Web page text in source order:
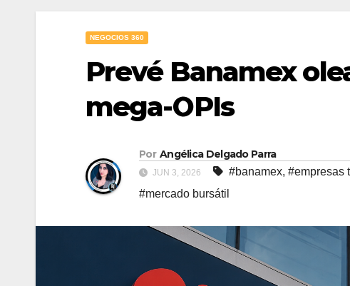
NEGOCIOS 360
Prevé Banamex
mega-OPIs
Por Angélica Delgado Parra
JUN 3, 2026 #banamex, #empresas
#mercado bursátil